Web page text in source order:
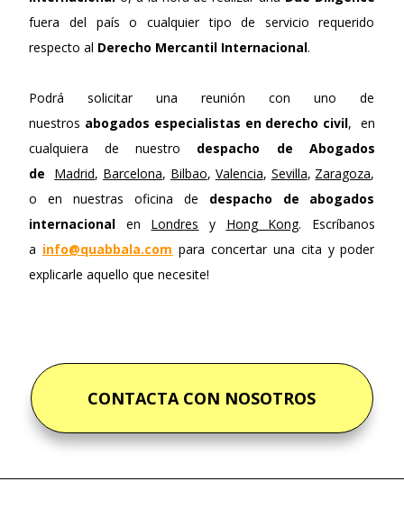
fuera del país o cualquier tipo de servicio requerido
respecto al Derecho Mercantil Internacional.
Podrá solicitar una reunión con uno de
nuestros abogados especialistas en derecho civil, en
cualquiera de nuestro despacho de Abogados
de
Madrid, Barcelona, Bilbao, Valencia, Sevilla, Zaragoza,
o en nuestras oficina de despacho de abogados
internacional en Londres y Hong Kong. Escríbanos
a info@quabbala.com para concertar una cita y poder
explicarle aquello que necesite!
CONTACTA CON NOSOTROS